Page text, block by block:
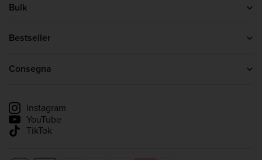
Bulk
Chi siamo
Bestseller
Creatina
Consegna
Instagram
YouTube
TikTok